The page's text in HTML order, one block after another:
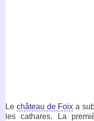
Le château de Foix a
les cathares. La